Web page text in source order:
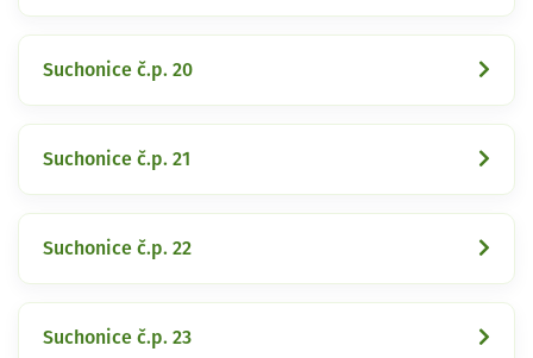
Suchonice č.p. 20
Suchonice č.p. 21
Suchonice č.p. 22
Suchonice č.p. 23